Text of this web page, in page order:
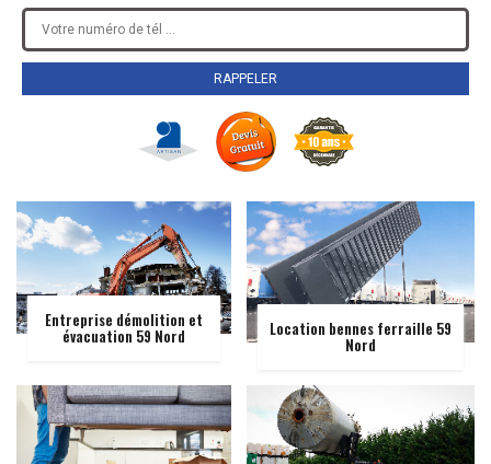
Entreprise démolition et
évacuation 59 Nord Location bennes ferraille 59
Nord